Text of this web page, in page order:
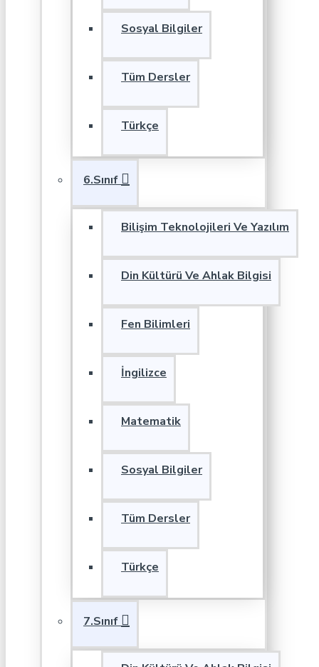
Sosyal Bilgiler
Tüm Dersler
Türkçe
6.Sınıf
Bilişim Teknolojileri Ve Yazılım
Din Kültürü Ve Ahlak Bilgisi
Fen Bilimleri
İngilizce
Matematik
Sosyal Bilgiler
Tüm Dersler
Türkçe
7.Sınıf